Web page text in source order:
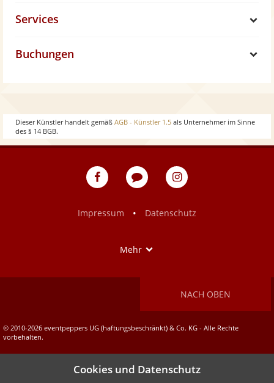
Services
Buchungen
Dieser Künstler handelt gemäß AGB - Künstler 1.5 als Unternehmer im Sinne
des § 14 BGB.
eventpeppers
Blog
eventpeppers
Impressum
• Datenschutz
Mehr
NACH OBEN
© 2010-2026 eventpeppers UG (haftungsbeschränkt) & Co. KG - Alle Rechte
vorbehalten.
Cookies und Datenschutz